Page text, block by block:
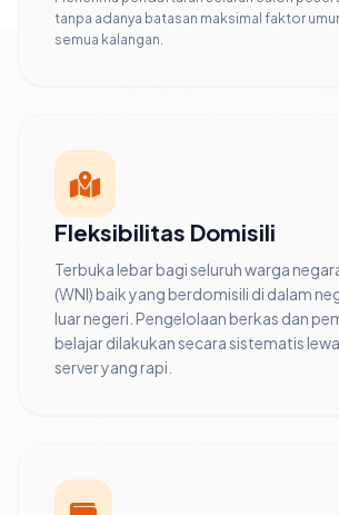
tanpa adanya batasan maksimal faktor
semua kalangan.
Fleksibilitas Domisili
Terbuka lebar bagi seluruh warga
(WNI) baik yang berdomisili di dalam
luar negeri. Pengelolaan berkas dan
belajar dilakukan secara sistematis
server yang rapi.